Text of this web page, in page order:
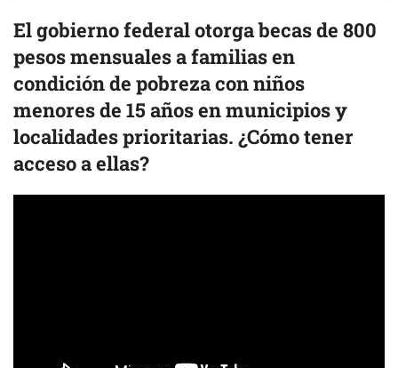
El gobierno federal otorga becas de 800
pesos mensuales a familias en
condición de pobreza con niños
menores de 15 años en municipios y
localidades prioritarias. ¿Cómo tener
acceso a ellas?